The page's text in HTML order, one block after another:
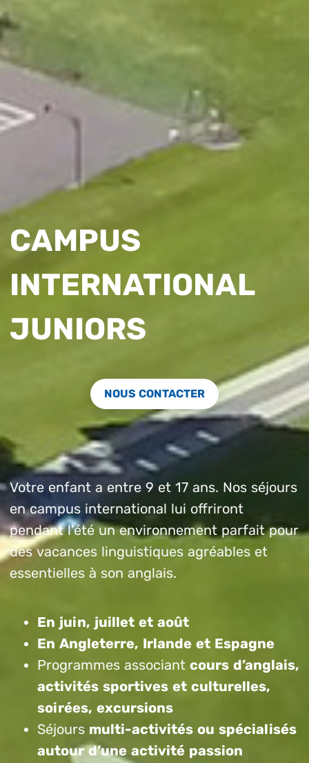
CAMPUS
INTERNATIONAL
JUNIORS
NOUS CONTACTER
Votre enfant a entre 9 et 17 ans. Nos séjours
en campus international lui offriront
pendant l’été un environnement parfait pour
des vacances linguistiques agréables et
essentielles à son anglais.
En juin, juillet et août
En Angleterre, Irlande et Espagne
Programmes associant cours d’anglais,
activités sportives et culturelles,
soirées, excursions
Séjours multi-activités ou spécialisés
autour d’une activité passion